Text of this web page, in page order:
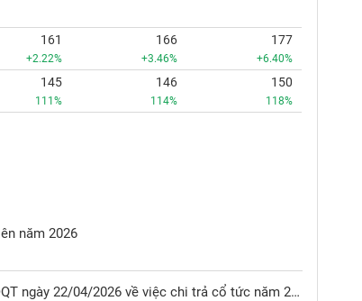
161
+2.22%
166
+3.46%
177
+6.40%
145
111%
146
114%
150
118%
năm 2026
Nghị quyết Hội đồng quản trị số 06/NQ-HĐQT ngày 22/04/2026 về việc chi trả cổ tức năm 2025